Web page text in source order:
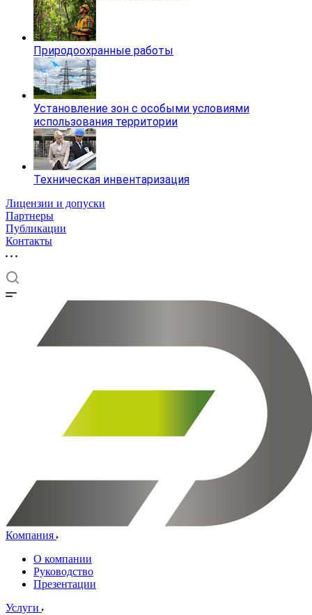
Природоохранные работы
Установление зон с особыми условиями
использования территории
Техническая инвентаризация
Лицензии и допуски
Партнеры
Публикации
Контакты
Компания
О компании
Руководство
Презентации
Услуги